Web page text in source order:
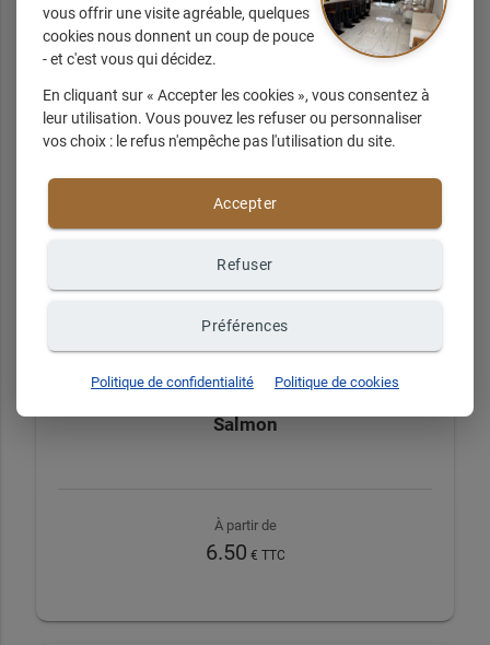
California
À partir de
6.20€ TTC
Salmon
À partir de
6.50 € TTC
vous offrir une visite agréable, quelques
cookies nous donnent un coup de pouce
- et c'est vous qui décidez.
En cliquant sur « Accepter les cookies », vous consentez à
leur utilisation. Vous pouvez les refuser ou personnaliser
vos choix : le refus n'empêche pas l'utilisation du site.
Accepter
Refuser
Préférences
Politique de confidentialité Politique de cookies